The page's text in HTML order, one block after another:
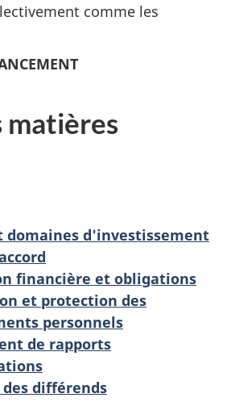
comme les
matières
domaines d'investissement
financière et obligations
et protection des
personnels
de rapports
différends